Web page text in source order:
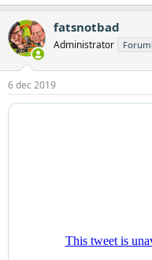
fatsnotbad
Administrator
6 dec 2019